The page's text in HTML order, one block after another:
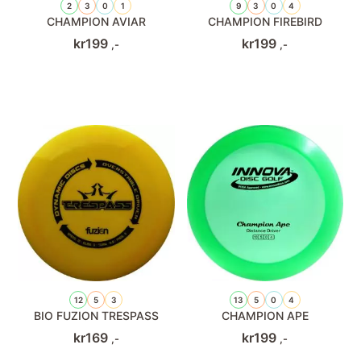
2 3 0 1
CHAMPION AVIAR
kr199 ,-
9 3 0 4
CHAMPION FIREBIRD
kr199 ,-
12 5 3
BIO FUZION TRESPASS
kr169 ,-
13 5 0 4
CHAMPION APE
kr199 ,-